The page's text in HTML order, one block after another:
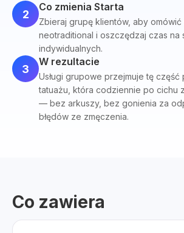
2
Co zmienia Starta
Zbieraj grupę klientów, aby omówić
neotraditional i oszczędzaj czas na
indywidualnych.
3
W rezultacie
Usługi grupowe przejmuje tę część
tatuażu, która codziennie po cichu
— bez arkuszy, bez gonienia za
błędów ze zmęczenia.
Co zawiera